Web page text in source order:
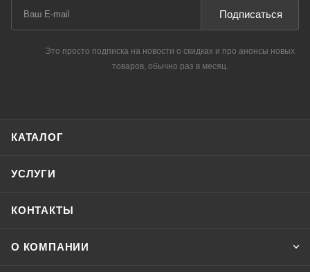
Подписаться
Это просто подписка на новости о скидках и про анонсы новых
товаров, обычно раз в месяц.
КАТАЛОГ
УСЛУГИ
КОНТАКТЫ
О КОМПАНИИ